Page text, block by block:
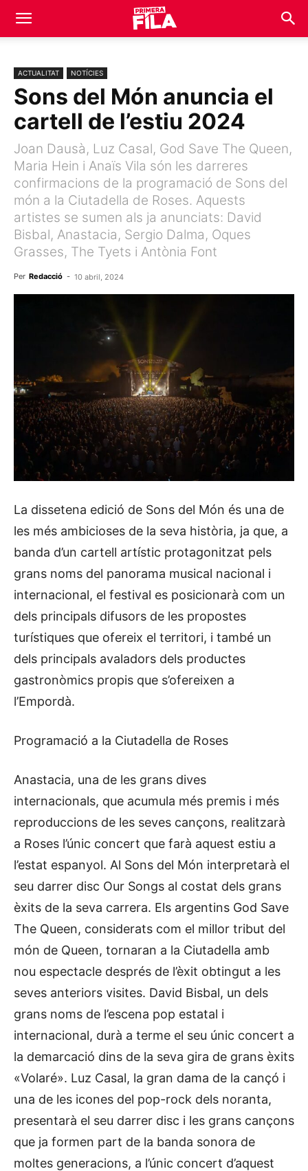
ACTUALITAT NOTÍCIES
Sons del Món anuncia el
cartell de l’estiu 2024
Joan Dausà, Luz Casal, God Save The Queen,
Maria Hein i Anaïs Vila són les darreres
confirmacions de la programació de Sons del
món a la Ciutadella de Roses. Aquests
artistes se sumen als ja anunciats: David
Bisbal, Anastacia, Sergio Dalma, Oques
Grasses, The Tyets i Antònia Font
Per Redacció - 10 abril, 2024
La dissetena edició de Sons del Món és una de
les més ambicioses de la seva història, ja que, a
banda d’un cartell artístic protagonitzat pels
grans noms del panorama musical nacional i
internacional, el festival es posicionarà com un
dels principals difusors de les propostes
turístiques que ofereix el territori, i també un
dels principals avaladors dels productes
gastronòmics propis que s’ofereixen a
l’Empordà.
Programació a la Ciutadella de Roses
Anastacia, una de les grans dives
internacionals, que acumula més premis i més
reproduccions de les seves cançons, realitzarà
a Roses l’únic concert que farà aquest estiu a
l’estat espanyol. Al Sons del Món interpretarà el
seu darrer disc Our Songs al costat dels grans
èxits de la seva carrera. Els argentins God Save
The Queen, considerats com el millor tribut del
món de Queen, tornaran a la Ciutadella amb
nou espectacle després de l’èxit obtingut a les
seves anteriors visites. David Bisbal, un dels
grans noms de l’escena pop estatal i
internacional, durà a terme el seu únic concert a
la demarcació dins de la seva gira de grans èxits
«Volaré». Luz Casal, la gran dama de la cançó i
una de les icones del pop-rock dels noranta,
presentarà el seu darrer disc i les grans cançons
que ja formen part de la banda sonora de
moltes generacions, a l’únic concert d’aquest